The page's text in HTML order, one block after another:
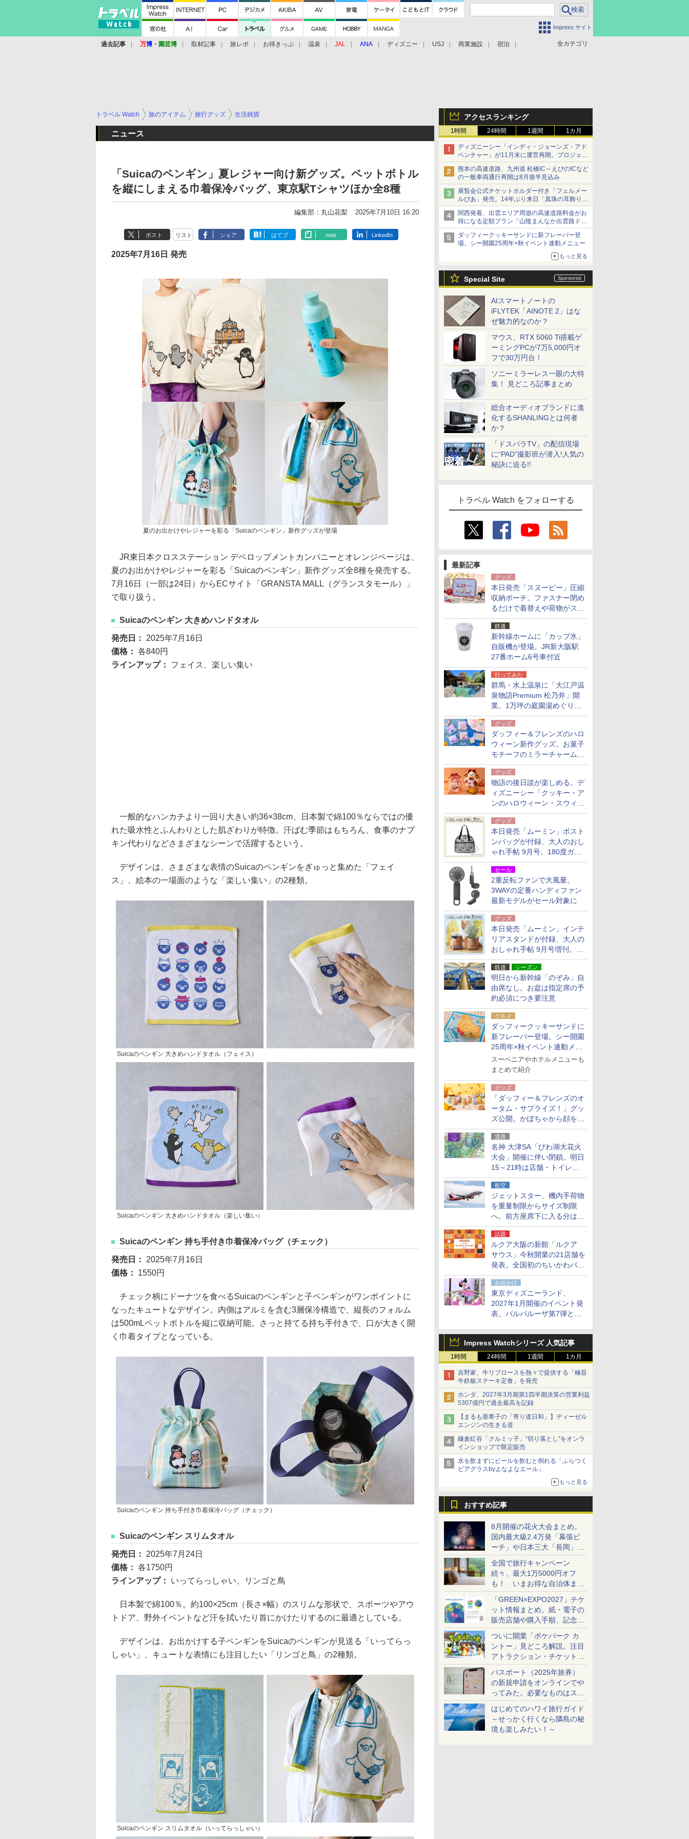
Impress サイト
全カテゴリ
過去記事 万博 ・ 園芸博 取材記事 旅レポ お得きっぷ 温泉 JAL ANA ディズニー USJ 商業施設 宿泊
アクセスランキング
1時間 24時間 1週間 1カ月
ディズニーシー「インディ・ジョーンズ・アド
ベンチャー」が11月末に運営再開。プロジェク
ションマッピングを追加、DPAは1500円
熊本の高速道路、九州道 松橋IC～えびのICなど
の一般車両通行再開は8月後半見込み
展覧会公式チケットホルダー付き「フェルメー
ルぴあ」発売。14年ぶり来日「真珠の耳飾りの
少女」ほか37作品のガイド
関西発着、出雲エリア周遊の高速道路料金がお
得になる定額プラン「山陰まんなか出雲路ドラ
イブパス」
ダッフィークッキーサンドに新フレーバー登
場。シー開園25周年×秋イベント連動メニュー
もっと見る
Special Site
AIスマートノートの
iFLYTEK「AINOTE 2」はな
ぜ魅力的なのか？
マウス、RTX 5060 Ti搭載ゲ
ーミングPCが7万5,000円オ
フで30万円台！
ソニーミラーレス一眼の大特
集！ 見どころ記事まとめ
総合オーディオブランドに進
化するSHANLINGとは何者
か？
「ドスパラTV」の配信現場
に“PAD”撮影班が潜入!人気の
秘訣に迫る!!
トラベル Watch をフォローする
最新記事
グッズ
本日発売「スヌーピー」圧縮
収納ポーチ。ファスナー閉め
るだけで着替えや荷物がスリ
ムにまとまる
鉄道
新幹線ホームに「カップ氷」
自販機が登場。JR新大阪駅
27番ホーム6号車付近
行ってみた
群馬・水上温泉に「大江戸温
泉物語Premium 松乃井」開
業。1万坪の庭園湯めぐり＆
豪華バイキングを体験してき
た！
グッズ
ダッフィー＆フレンズのハロ
ウィーン新作グッズ。お菓子
モチーフのミラーチャーム/
デザインポーチほか
グッズ
物語の後日談が楽しめる。デ
ィズニーシー「クッキー・ア
ンのハロウィーン・スウィー
トサプライズ」限定グッズ公
開グッズ
本日発売「ムーミン」ボスト
ンバッグが付録、大人のおし
ゃれ手帖 9月号。180度ガバ
ッと開いて大容量
セール
2重反転ファンで大風量。
3WAYの定番ハンディファン
最新モデルがセール対象に
グッズ
本日発売「ムーミン」インテ
リアスタンドが付録、大人の
おしゃれ手帖 9月号増刊。レ
ザー調で高級感ある2個セッ
ト鉄道 シーズン
明日から新幹線「のぞみ」自
由席なし。お盆は指定席の予
約必須につき要注意
グルメ
ダッフィークッキーサンドに
新フレーバー登場。シー開園
25周年×秋イベント連動メニ
ュー
スーベニアやホテルメニューも
まとめて紹介
グッズ
「ダッフィー＆フレンズのオ
ータム・サプライズ！」グッ
ズ公開。かぼちゃから顔をの
ぞかせたぬいぐるみチャーム
ほか
道路
名神 大津SA「びわ湖大花火
大会」開催に伴い閉鎖。明日
15～21時は店舗・トイレ・
駐車場の利用不可
航空
ジェットスター、機内手荷物
を重量制限からサイズ制限
へ。前方座席下に入る分はす
べての運賃で無料に
話題
ルクア大阪の新館「ルクア
サウス」今秋開業の21店舗を
発表。全国初のちいかわパー
クストア/サンリオ新業態1号
店など
お出かけ
東京ディズニーランド、
2027年1月開催のイベント発
表。パルパルーザ第7弾とし
ド」を再演
Impress Watchシリーズ 人気記事
1時間 24時間 1週間 1カ月
吉野家、牛リブロースを熱々で提供する「極旨
牛鉄板ステーキ定食」を発売
ホンダ、2027年3月期第1四半期決算の営業利益
5307億円で過去最高を記録
【まるも亜希子の「寄り道日和」】ディーゼル
エンジンの生きる道
鎌倉紅谷「クルミッ子」“切り落とし”をオンラ
インショップで限定販売
水を飲まずにビールを飲むと倒れる「ふらつく
ビアグラスbyよなよなエール」
もっと見る
おすすめ記事
8月開催の花火大会まとめ。
国内最大級2.4万発「幕張ビ
ーチ」や日本三大「長岡」な
ど大型イベント目白押し！
全国で旅行キャンペーン
続々、最大1万5000円オフ
も！ いまお得な自治体まと
め
「GREEN×EXPO2027」チケ
ット情報まとめ。紙・電子の
販売店舗や購入手順、記念チ
ケットも解説
ついに開業「ポケパーク カ
ントー」見どころ解説。注目
アトラクション・チケット手
配・来場前に必要な準備は？
パスポート（2025年旅券）
の新規申請をオンラインでや
ってみた。必要なものはスマ
ホとマイナカードのみ
はじめてのハワイ旅行ガイド
～せっかく行くなら隣島の秘
境も楽しみたい！～
トラベル Watch 旅のアイテム 旅行グッズ 生活雑貨
ニュース
「Suicaのペンギン」夏レジャー向け新グッズ。ペットボトル
を縦にしまえる巾着保冷バッグ、東京駅Tシャツほか全8種
編集部：丸山花梨 2025年7月10日 16:20
ポスト リスト シェア はてブ note LinkedIn
2025年7月16日 発売
夏のお出かけやレジャーを彩る「Suicaのペンギン」新作グッズが登場
JR東日本クロスステーション デベロップメントカンパニーとオレンジページは、
夏のお出かけやレジャーを彩る「Suicaのペンギン」新作グッズ全8種を発売する。
7月16日（一部は24日）からECサイト「GRANSTA MALL（グランスタモール）」
で取り扱う。
Suicaのペンギン 大きめハンドタオル
発売日： 2025年7月16日
価格： 各840円
ラインアップ： フェイス、楽しい集い
一般的なハンカチより一回り大きい約36×38cm、日本製で綿100％ならではの優
れた吸水性とふんわりとした肌ざわりが特徴。汗ばむ季節はもちろん、食事のナプ
キン代わりなどさまざまなシーンで活躍するという。
デザインは、さまざまな表情のSuicaのペンギンをぎゅっと集めた「フェイ
ス」、絵本の一場面のような「楽しい集い」の2種類。
Suicaのペンギン 大きめハンドタオル（フェイス）
Suicaのペンギン 大きめハンドタオル（楽しい集い）
Suicaのペンギン 持ち手付き巾着保冷バッグ（チェック）
発売日： 2025年7月16日
価格： 1550円
チェック柄にドーナツを食べるSuicaのペンギンと子ペンギンがワンポイントに
なったキュートなデザイン。内側はアルミを含む3層保冷構造で、縦長のフォルム
は500mLペットボトルを縦に収納可能。さっと持てる持ち手付きで、口が大きく開
く巾着タイプとなっている。
Suicaのペンギン 持ち手付き巾着保冷バッグ（チェック）
Suicaのペンギン スリムタオル
発売日： 2025年7月24日
価格： 各1750円
ラインアップ： いってらっしゃい、リンゴと鳥
日本製で綿100％。約100×25cm（長さ×幅）のスリムな形状で、スポーツやアウ
トドア、野外イベントなど汗を拭いたり首にかけたりするのに最適としている。
デザインは、お出かけする子ペンギンをSuicaのペンギンが見送る「いってらっ
しゃい」、キュートな表情にも注目したい「リンゴと鳥」の2種類。
Suicaのペンギン スリムタオル（いってらっしゃい）